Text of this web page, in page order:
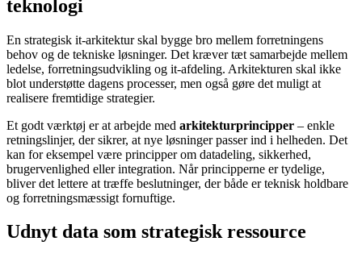
teknologi
En strategisk it-arkitektur skal bygge bro mellem forretningens
behov og de tekniske løsninger. Det kræver tæt samarbejde mellem
ledelse, forretningsudvikling og it-afdeling. Arkitekturen skal ikke
blot understøtte dagens processer, men også gøre det muligt at
realisere fremtidige strategier.
Et godt værktøj er at arbejde med arkitekturprincipper – enkle
retningslinjer, der sikrer, at nye løsninger passer ind i helheden. Det
kan for eksempel være principper om datadeling, sikkerhed,
brugervenlighed eller integration. Når principperne er tydelige,
bliver det lettere at træffe beslutninger, der både er teknisk holdbare
og forretningsmæssigt fornuftige.
Udnyt data som strategisk ressource